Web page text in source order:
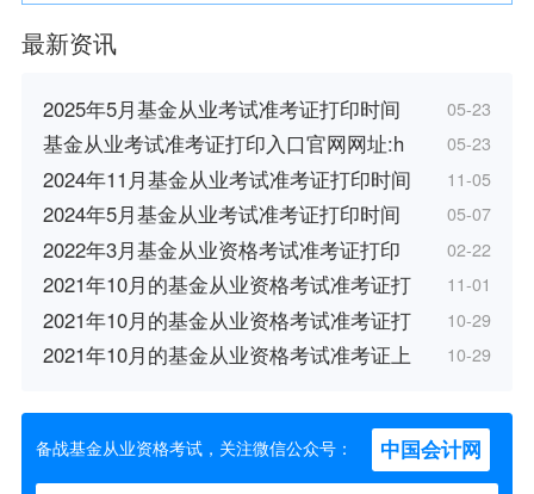
最新资讯
2025年5月基金从业考试准考证打印时间 05-23
基金从业考试准考证打印入口官网网址:h 05-23
2024年11月基金从业考试准考证打印时间 11-05
2024年5月基金从业考试准考证打印时间 05-07
2022年3月基金从业资格考试准考证打印 02-22
2021年10月的基金从业资格考试准考证打 11-01
2021年10月的基金从业资格考试准考证打 10-29
2021年10月的基金从业资格考试准考证上 10-29
备战基金从业资格考试，关注微信公众号： 中国会计网